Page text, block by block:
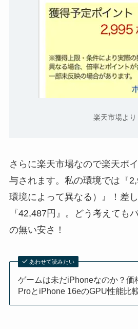
楽天市場より
さらに楽天市場なので楽天ポ
与されます。私の環境では『
環境によって異なる）』！差
『42,487円』。どう考えても
の無い安さ！
あわせて読みたい
ゲームは未だiPhoneなのか？価
ProとiPhone 16eのGPU性能比